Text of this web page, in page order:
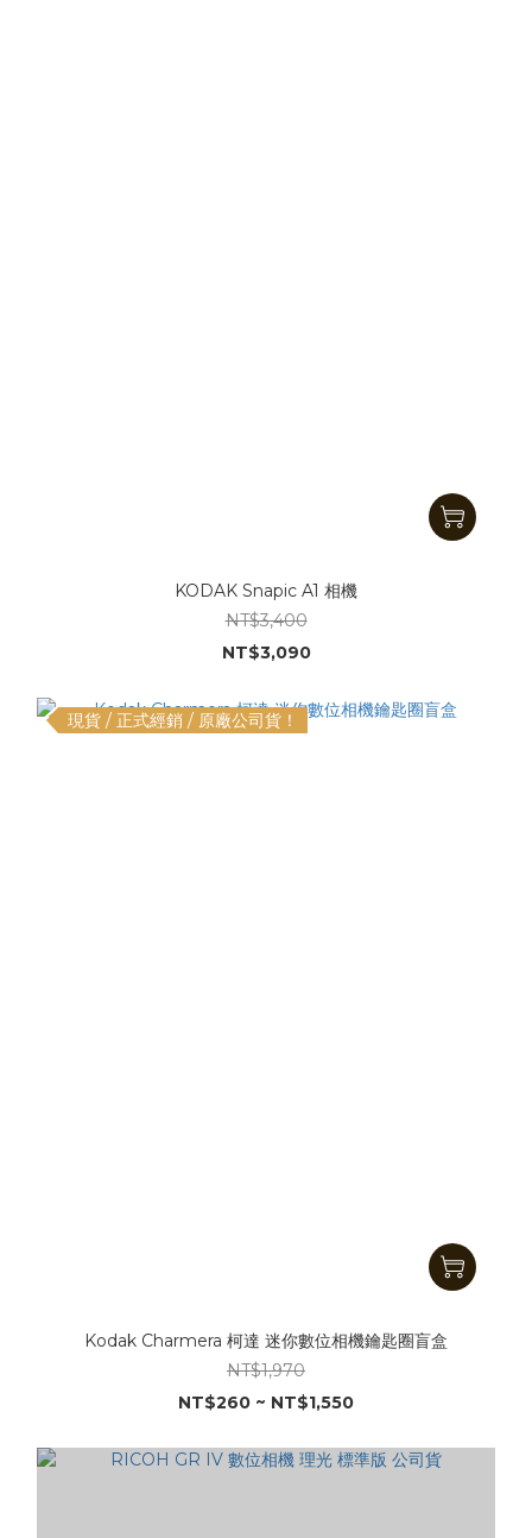
KODAK Snapic A1 相機
NT$3,400
NT$3,090
現貨 / 正式經銷 / 原廠公司貨！
Kodak Charmera 柯達 迷你數位相機鑰匙圈盲盒
NT$1,970
NT$260 ~ NT$1,550